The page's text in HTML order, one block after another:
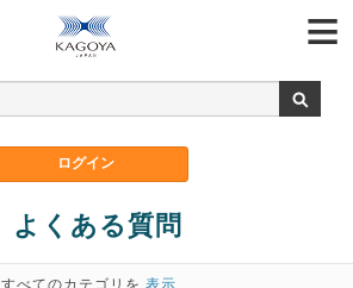
よくある質問
すべてのカテゴリを 表示